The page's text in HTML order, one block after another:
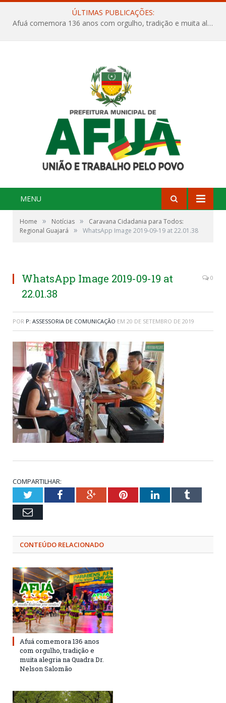
ÚLTIMAS PUBLICAÇÕES:
Afuá comemora 136 anos com orgulho, tradição e muita alegria na Quadra Dr. Nelson Salomão
MENU
Home » Notícias »
Caravana Cidadania para Todos:
Regional Guajará
» WhatsApp Image 2019-09-19 at 22.01.38
WhatsApp Image 2019-09-19 at
22.01.38
0
POR P: ASSESSORIA DE COMUNICAÇÃO EM 20 DE SETEMBRO DE 2019
COMPARTILHAR:
TwitterFacebookGoogle+PinterestLinkedInTumblr
Email
CONTEÚDO RELACIONADO
Afuá comemora 136 anos
com orgulho, tradição e
muita alegria na Quadra Dr.
Nelson Salomão